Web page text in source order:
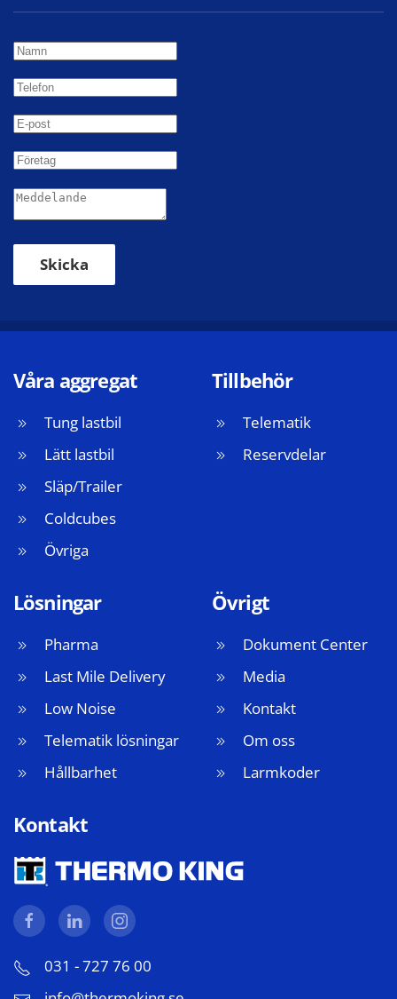
Skicka
Våra aggregat
Tung lastbil
Lätt lastbil
Släp/Trailer
Coldcubes
Övriga
Tillbehör
Telematik
Reservdelar
Lösningar
Pharma
Last Mile Delivery
Low Noise
Telematik lösningar
Hållbarhet
Övrigt
Dokument Center
Media
Kontakt
Om oss
Larmkoder
Kontakt
031 - 727 76 00